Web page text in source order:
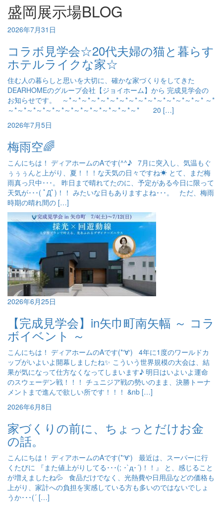
盛岡展示場BLOG
2026年7月31日
コラボ見学会☆20代夫婦の猫と暮らす
ホテルライクな家☆
住む人の暮らしと思いを大切に、確かな家づくりをしてきた
DEARHOMEのグループ会社【ジョイホーム】から 完成見学会の
お知らせです。 ～*～*～*～*～*～*～*～*～*～*～*～*～*～*～* ～*
～*～*～*～*～*～*～*～*～*～*～*～*～*～* 20 […]
2026年7月5日
梅雨空🌈
こんにちは！ ディアホームのAです(^^♪ 7月に突入し、気温もぐ
ぅぅぅんと上がり、夏！！！な天気の日々ですね☀ とて、まだ梅
雨真っ只中･･･。 昨日まで晴れてたのに、予定がある今日に限って
天気が･･･( ﾟДﾟ)！！ みたいな日もありますよね･･･。 ただ、梅雨
時期の晴れ間の […]
2026年6月25日
【完成見学会】in矢巾町南矢幅 ～ コラ
ボイベント ～
こんにちは！ ディアホームのAです(*‘∀‘) 4年に1度のワールドカ
ップがいよいよ開幕しましたね✨ こういう世界規模の大会は、結
果が気になって仕方なくなってしまいます♪ 明日はいよいよ運命
のスウェーデン戦！！！ チュニジア戦の勢いのまま、決勝トーナ
メントまで進んで欲しい所です！！！ &nb […]
2026年6月8日
家づくりの前に、ちょっとだけお金
の話。
こんにちは！ ディアホームのAです(*‘∀‘) 最近は、スーパーに行
くたびに 『また値上がりしてる･･･(; ･`д･´)！！』 と、感じること
が増えましたね💦 食品だけでなく、光熱費や日用品などの価格も
上がり、家計への負担を実感している方も多いのではないでしょ
うか･･･(´ […]